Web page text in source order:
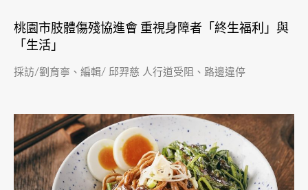
桃園市肢體傷殘協進會 重視身障者「終生福利」與
「生活」
採訪/劉育寧、編輯/ 邱羿慈 人行道受阻、路邊違停